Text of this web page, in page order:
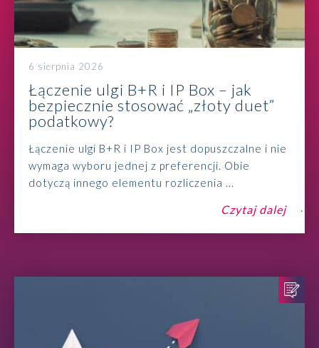
6 sierpnia 2026
Łączenie ulgi B+R i IP Box – jak
bezpiecznie stosować „złoty duet”
podatkowy?
Łączenie ulgi B+R i IP Box jest dopuszczalne i nie
wymaga wyboru jednej z preferencji. Obie
dotyczą innego elementu rozliczenia ...
Czytaj dalej